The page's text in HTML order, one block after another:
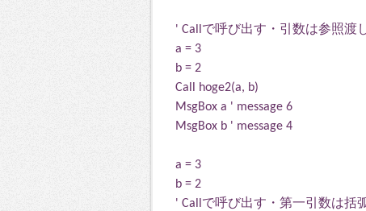
' Callで呼び出す・引数は参照渡
a = 3
b = 2
Call hoge2(a, b)
MsgBox a ' message 6
MsgBox b ' message 4
a = 3
b = 2
' Callで呼び出す・第一引数は括